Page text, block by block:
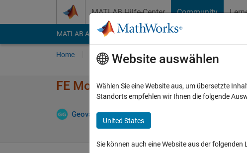
MATLAB Hilfe-Center Community
MATLAB Answers File Exchange Cody
Home Fragen Antworten Durchsuchen
FE Model with function handle
Geovane Gomes 1 Jul. 2024
Website auswählen
Wählen Sie eine Website aus, um übersetzte
Standorts empfehlen wir Ihnen die folgende
United States
Sie können auch eine Website aus der folgenden